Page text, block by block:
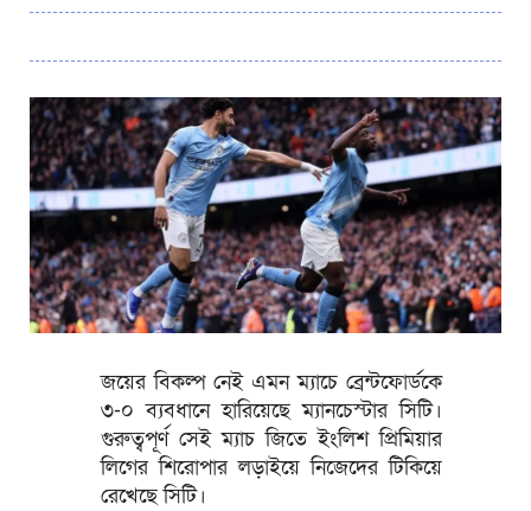
জয়ের বিকল্প নেই এমন ম্যাচে ব্রেন্টফোর্ডকে
৩-০ ব্যবধানে হারিয়েছে ম্যানচেস্টার সিটি।
গুরুত্বপূর্ণ সেই ম্যাচ জিতে ইংলিশ প্রিমিয়ার
লিগের শিরোপার লড়াইয়ে নিজেদের টিকিয়ে
রেখেছে সিটি।